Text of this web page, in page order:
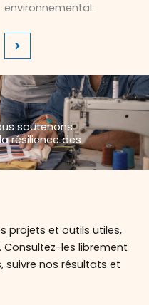
soutenons
résilience des
environnemental.
projets et outils utiles,
les librement
nos résultats et